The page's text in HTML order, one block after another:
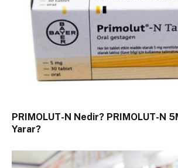
PRIMOLUT-N Nedir? PRIMOLUT-N
Yarar?